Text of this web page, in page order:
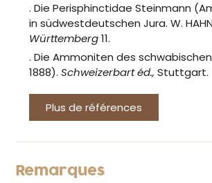
. Die Perisphinctidae Steinmann
in südwestdeutschen Jura. W.
Württemberg11.
. Die Ammoniten des schwabischen
1888). Schweizerbart éd., Stuttgart.
Plus de références
Remarques